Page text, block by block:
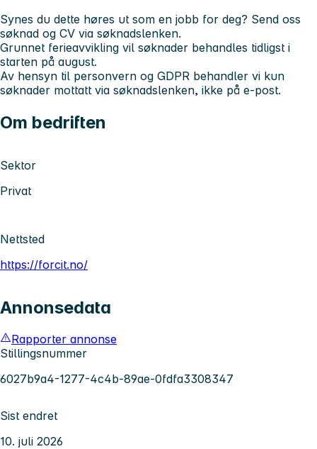
Synes du dette høres ut som en jobb for deg? Send oss
søknad og CV via søknadslenken.
Grunnet ferieavvikling vil søknader behandles tidligst i
starten på august.
Av hensyn til personvern og GDPR behandler vi kun
søknader mottatt via søknadslenken, ikke på e-post.
Om bedriften
Sektor
Privat
Nettsted
https://forcit.no/
Annonsedata
Rapporter annonse
Stillingsnummer
6027b9a4-1277-4c4b-89ae-0fdfa3308347
Sist endret
10. juli 2026